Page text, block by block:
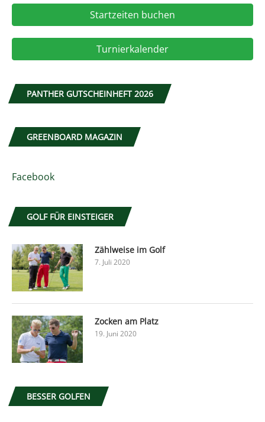
Startzeiten buchen
Turnierkalender
PANTHER GUTSCHEINHEFT 2026
GREENBOARD MAGAZIN
Facebook
GOLF FÜR EINSTEIGER
Zählweise im Golf
7. Juli 2020
Zocken am Platz
19. Juni 2020
BESSER GOLFEN